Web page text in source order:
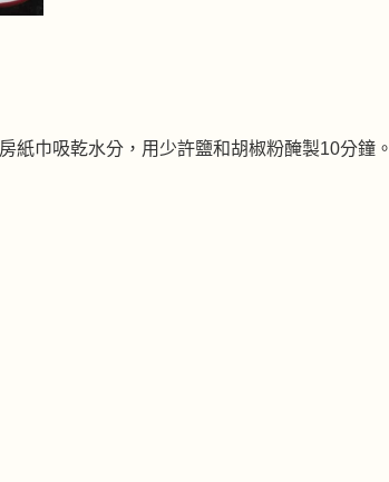
紙巾吸乾水分，用少許鹽和胡椒粉醃製10分鐘。